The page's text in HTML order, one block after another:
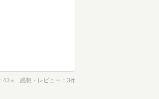
43 ％ 感想・レビュー 3件